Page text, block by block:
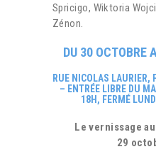
Spricigo, Wiktoria
Zénon.
DU 30 OCTOBRE
RUE NICOLAS LAURIER,
– ENTRÉE LIBRE DU
18H, FERMÉ
Le vernissage
29